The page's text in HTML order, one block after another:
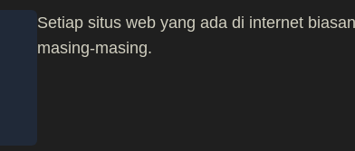
Setiap situs web yang ada di internet
masing-masing.